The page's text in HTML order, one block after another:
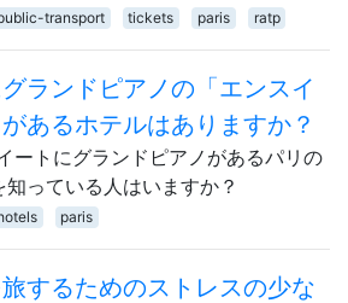
transport tickets paris ratp
ランドピアノの「エンスイ
あるホテルはありますか？
ートにグランドピアノがあるパリの
知っている人はいますか？
paris
するためのストレスの少な